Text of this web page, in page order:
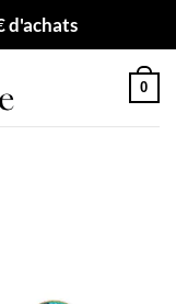
d'achats
0